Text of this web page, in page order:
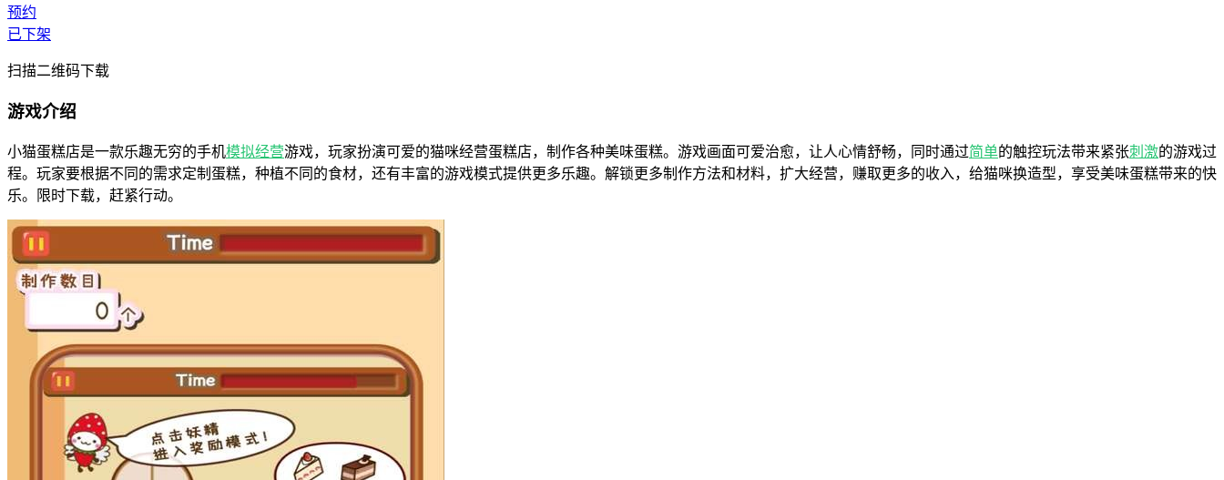
预约
已下架
扫描二维码下载
游戏介绍
小猫蛋糕店是一款乐趣无穷的手机模拟经营游戏，玩家扮演可爱的猫咪经营蛋糕店，制作各种美味蛋糕。游戏画面可爱治愈，让人心情舒畅，同时通过简单的触控玩法带来紧张刺激的游戏过
程。玩家要根据不同的需求定制蛋糕，种植不同的食材，还有丰富的游戏模式提供更多乐趣。解锁更多制作方法和材料，扩大经营，赚取更多的收入，给猫咪换造型，享受美味蛋糕带来的快
乐。限时下载，赶紧行动。